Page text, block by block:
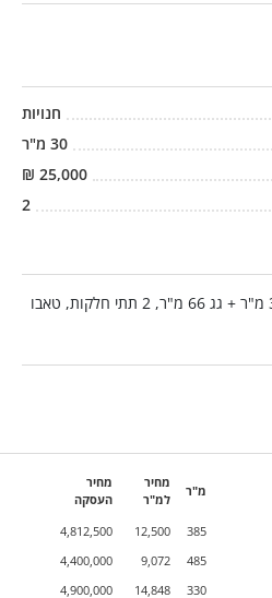
חנויות
30 מ"ר
25,000
₪
2
למכירה, בשד' המגינים, חנות 30 מ"ר + גג 66 מ"ר, 2 תתי חלקות, טאבו
מ"ר
מחיר
למ"ר
מחיר
העסקה
385
12,500
4,812,500
485
9,072
4,400,000
330
14,848
4,900,000